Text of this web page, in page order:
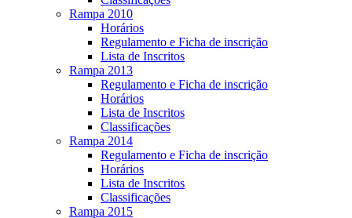
Rampa 2010
Horários
Regulamento e Ficha de inscrição
Lista de Inscritos
Rampa 2013
Regulamento e Ficha de inscrição
Horários
Lista de Inscritos
Classificações
Rampa 2014
Regulamento e Ficha de inscrição
Horários
Lista de Inscritos
Classificações
Rampa 2015